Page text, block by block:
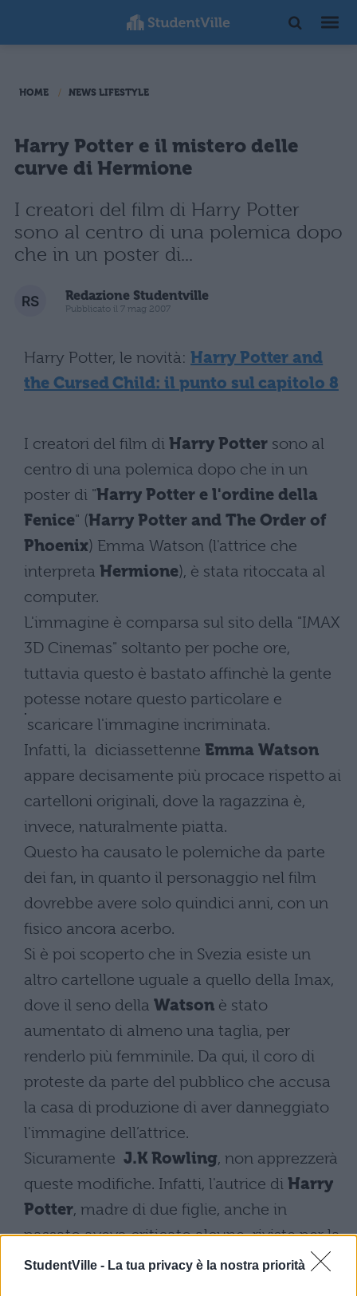
StudentVille - La tua privacy è la nostra priorità
HOME NEWS LIFESTYLE
Harry Potter e il mistero delle
curve di Hermione
I creatori del film di Harry Potter
sono al centro di una polemica dopo
che in un poster di...
Redazione Studentville
Pubblicato il 7 mag 2007
Harry Potter, le novità: Harry Potter and
the Cursed Child: il punto sul capitolo 8
I creatori del film di Harry Potter sono al
centro di una polemica dopo che in un
poster di "Harry Potter e l'ordine della
Fenice" (Harry Potter and The Order of
Phoenix) Emma Watson (l'attrice che
interpreta Hermione), è stata ritoccata al
computer.
L'immagine è comparsa sul sito della "IMAX
3D Cinemas" soltanto per poche ore,
tuttavia questo è bastato affinchè la gente
potesse notare questo particolare e
scaricare l'immagine incriminata.
Infatti, la diciassettenne Emma Watson
appare decisamente più procace rispetto ai
cartelloni originali, dove la ragazzina è,
invece, naturalmente piatta.
Questo ha causato le polemiche da parte
dei fan, in quanto il personaggio nel film
dovrebbe avere solo quindici anni, con un
fisico ancora acerbo.
Si è poi scoperto che in Svezia esiste un
altro cartellone uguale a quello della Imax,
dove il seno della Watson è stato
aumentato di almeno una taglia, per
renderlo più femminile. Da qui, il coro di
proteste da parte del pubblico che accusa
la casa di produzione di aver danneggiato
l'immagine dell’attrice.
Sicuramente J.K Rowling, non apprezzerà
queste modifiche. Infatti, l'autrice di Harry
Potter, madre di due figlie, anche in
passato aveva criticato alcune riviste per la
loro ossessione nei confronti del corpo